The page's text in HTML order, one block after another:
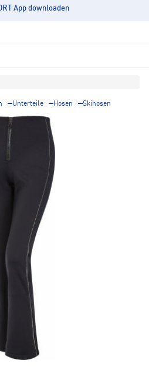
App downloaden
Unterteile Hosen Skihosen